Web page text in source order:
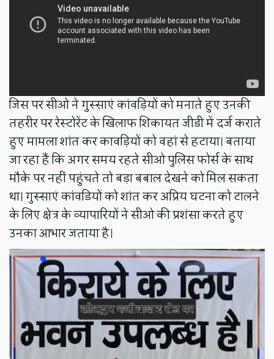
जिस पर सीओ ने गुस्साएं कांवड़ियों को मनाते हुए उनकी
तहरीर पर रेस्टोरेंट के खिलाफ शिकायत जीडी में दर्ज कराते
हुए मामला शांत कर कावड़ियों को वहां से हटाया। बताया
जा रहा हैं कि अगर समय रहते सीओ पुलिस फोर्स के साथ
मौके पर नहीं पहुंचते तो बड़ा बबाल देखने को मिल सकता
था। गुस्साएं कांवडियों को शांत कर अप्रिय घटना को टालने
के लिए क्षेत्र के व्यापारियों ने सीओ की प्रशंसा करते हुए
उनका आभार जताया है।